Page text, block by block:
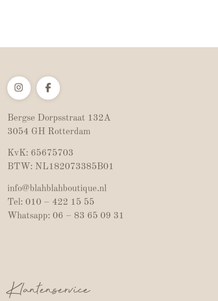
Bergse Dorpsstraat 132A
3054 GH Rotterdam
KvK: 65675703
BTW: NL182073385B01
info@blahblahboutique.nl
Tel: 010 – 422 15 55
Whatsapp: 06 – 83 65 09 31
Klantenservice